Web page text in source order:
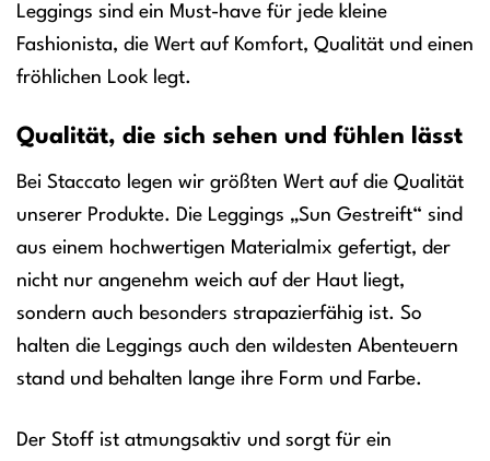
Leggings sind ein Must-have für jede kleine
Fashionista, die Wert auf Komfort, Qualität und einen
fröhlichen Look legt.
Qualität, die sich sehen und fühlen lässt
Bei Staccato legen wir größten Wert auf die Qualität
unserer Produkte. Die Leggings „Sun Gestreift“ sind
aus einem hochwertigen Materialmix gefertigt, der
nicht nur angenehm weich auf der Haut liegt,
sondern auch besonders strapazierfähig ist. So
halten die Leggings auch den wildesten Abenteuern
stand und behalten lange ihre Form und Farbe.
Der Stoff ist atmungsaktiv und sorgt für ein